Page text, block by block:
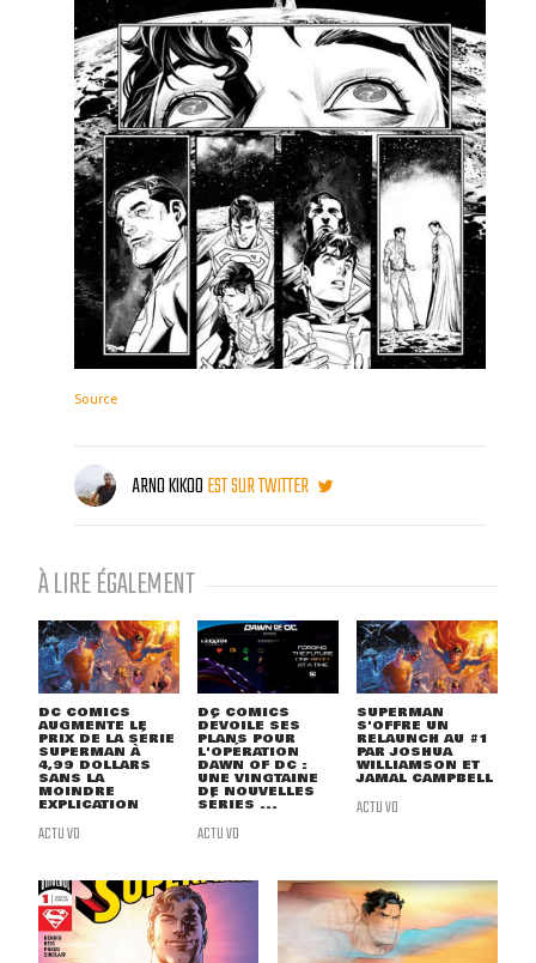
Source
ARNO KIKOOEST SUR TWITTER
À LIRE ÉGALEMENT
DC COMICS
AUGMENTE LE
PRIX DE LA SÉRIE
SUPERMAN À
4,99 DOLLARS
SANS LA
MOINDRE
EXPLICATION
ACTU VO
DC COMICS
DÉVOILE SES
PLANS POUR
L'OPÉRATION
DAWN OF DC :
UNE VINGTAINE
DE NOUVELLES
SÉRIES ...
ACTU VO
SUPERMAN
S'OFFRE UN
RELAUNCH AU #1
PAR JOSHUA
WILLIAMSON ET
JAMAL CAMPBELL
ACTU VO